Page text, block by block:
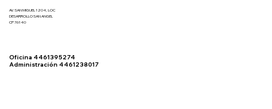
Oficina 4461395274
Administración 4461238017
AV. SAN MIGUEL 1204, LOC
DESARROLLO SAN ANGEL
CP 76140